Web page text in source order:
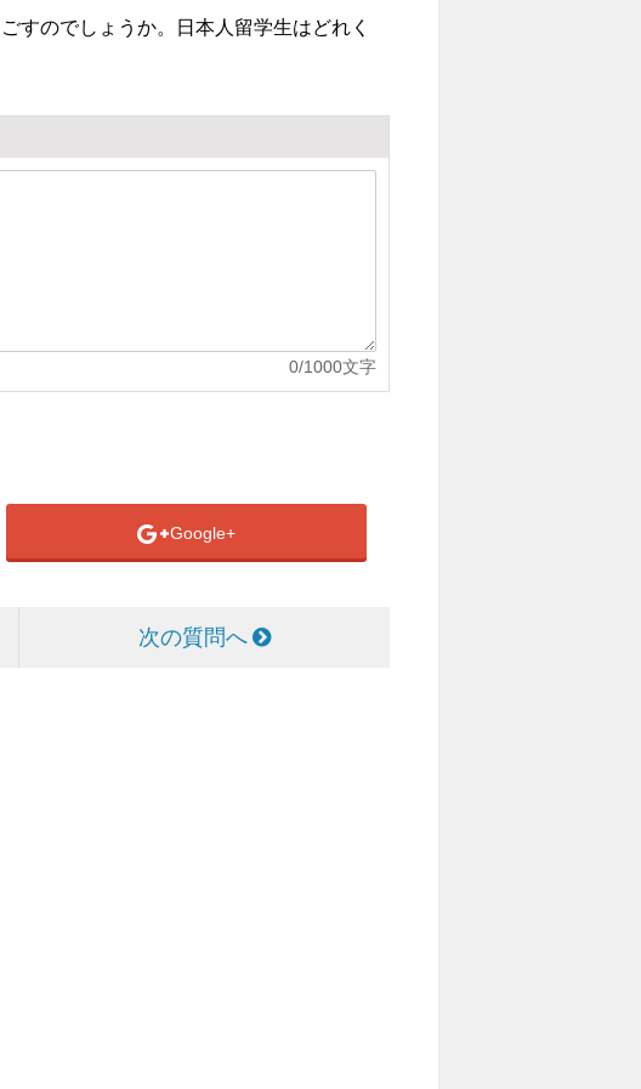
すのでしょうか。日本人留学生はどれく
0/1000文字
Google+
次の質問へ